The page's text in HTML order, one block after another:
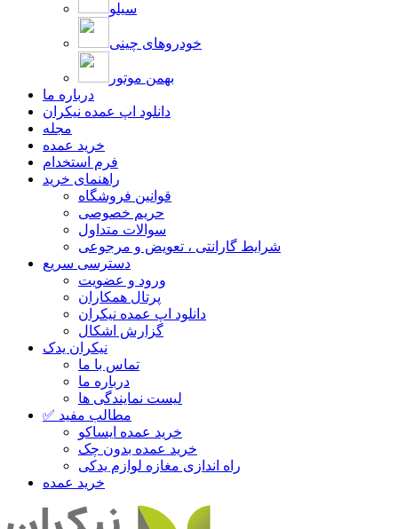
سیلو
خودروهای چینی
بهمن موتور
درباره ما
دانلود اپ عمده نیکران
مجله
خرید عمده
فرم استخدام
راهنمای خرید
قوانین فروشگاه
حریم خصوصی
سوالات متداول
شرایط گارانتی ، تعویض و مرجوعی
دسترسی سریع
ورود و عضویت
پرتال همکاران
دانلود اپ عمده نیکران
گزارش اشکال
نیکران یدک
تماس با ما
درباره ما
لیست نمایندگی ها
✅ مطالب مفید
خرید عمده ایساکو
خرید عمده بدون چک
راه اندازی مغازه لوازم یدکی
خرید عمده